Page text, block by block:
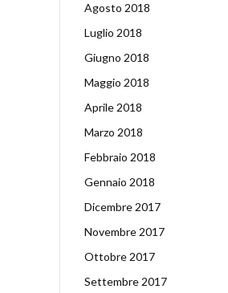
Agosto 2018
Luglio 2018
Giugno 2018
Maggio 2018
Aprile 2018
Marzo 2018
Febbraio 2018
Gennaio 2018
Dicembre 2017
Novembre 2017
Ottobre 2017
Settembre 2017